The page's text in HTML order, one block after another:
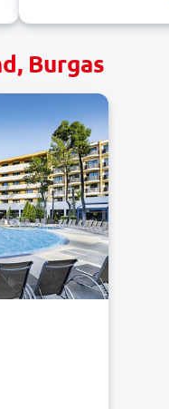
Burgas